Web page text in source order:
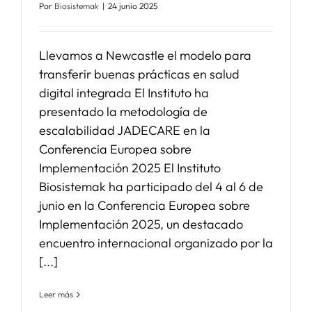
Por Biosistemak | 24 junio 2025
Llevamos a Newcastle el modelo para
transferir buenas prácticas en salud
digital integrada El Instituto ha
presentado la metodología de
escalabilidad JADECARE en la
Conferencia Europea sobre
Implementación 2025 El Instituto
Biosistemak ha participado del 4 al 6 de
junio en la Conferencia Europea sobre
Implementación 2025, un destacado
encuentro internacional organizado por la
[...]
Leer más